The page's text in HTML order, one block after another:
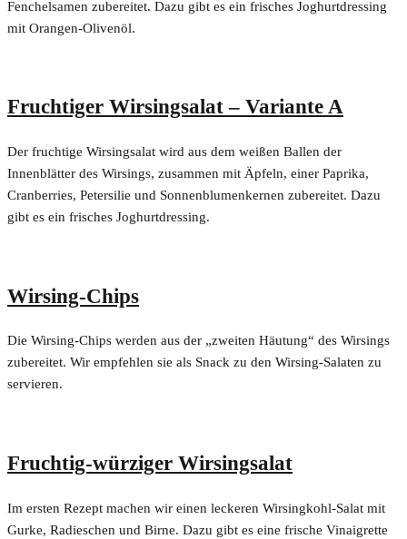
Fenchelsamen zubereitet. Dazu gibt es ein frisches Joghurtdressing
mit Orangen-Olivenöl.
Fruchtiger Wirsingsalat – Variante A
Der fruchtige Wirsingsalat wird aus dem weißen Ballen der
Innenblätter des Wirsings, zusammen mit Äpfeln, einer Paprika,
Cranberries, Petersilie und Sonnenblumenkernen zubereitet. Dazu
gibt es ein frisches Joghurtdressing.
Wirsing-Chips
Die Wirsing-Chips werden aus der „zweiten Häutung“ des Wirsings
zubereitet. Wir empfehlen sie als Snack zu den Wirsing-Salaten zu
servieren.
Fruchtig-würziger Wirsingsalat
Im ersten Rezept machen wir einen leckeren Wirsingkohl-Salat mit
Gurke, Radieschen und Birne. Dazu gibt es eine frische Vinaigrette